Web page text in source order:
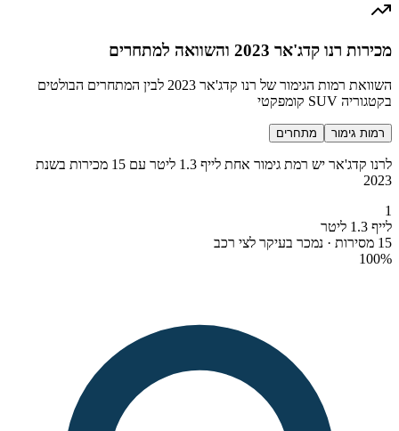
מכירות רנו קדג'אר 2023 והשוואה למתחרים
השוואת רמות הגימור של רנו קדג'אר 2023 לבין המתחרים הבולטים
בקטגוריה SUV קומפקטי
רמות גימור מתחרים
לרנו קדג'אר יש רמת גימור אחת לייף 1.3 ליטר עם 15 מכירות בשנת
2023
1
לייף 1.3 ליטר
15 מסירות · נמכר בעיקר לצי רכב
100%